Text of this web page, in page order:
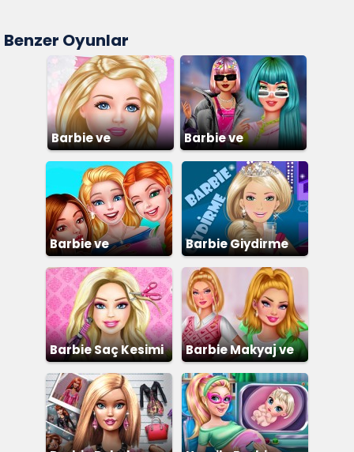
Benzer Oyunlar
Barbie ve
Arkadaşları
Barbie ve
Arkadaşları 2
Barbie ve
Arkadaşlarını
Giydirme
Barbie Giydirme
Barbie Saç Kesimi
Barbie Makyaj ve
Giydirme